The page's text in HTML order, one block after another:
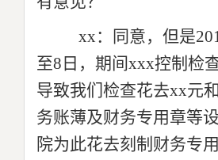
xx：同意，但是
至8日，期间xxx控制检
导致我们检查花去xx元
务账薄及财务专用章等
院为此花去刻制财务专